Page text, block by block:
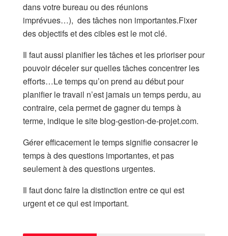
dans votre bureau ou des réunions
imprévues…), des tâches non importantes.Fixer
des objectifs et des cibles est le mot clé.
Il faut aussi planifier les tâches et les prioriser pour
pouvoir déceler sur quelles tâches concentrer les
efforts…Le temps qu’on prend au début pour
planifier le travail n’est jamais un temps perdu, au
contraire, cela permet de gagner du temps à
terme, indique le site blog-gestion-de-projet.com.
Gérer efficacement le temps signifie consacrer le
temps à des questions importantes, et pas
seulement à des questions urgentes.
Il faut donc faire la distinction entre ce qui est
urgent et ce qui est important.